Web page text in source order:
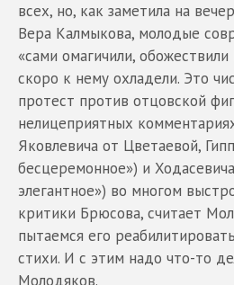
всех, но, как заметила на
Вера Калмыкова, молодые
«сами омагичили,
скоро к нему охладели. Это
протест против отцовской
нелицеприятных
Яковлевича от Цветаевой,
бесцеремонное») и
элегантное») во многом
критики Брюсова, считает
пытаемся его
стихи. И с этим надо что-то
Молодяков.